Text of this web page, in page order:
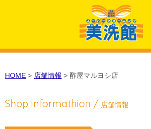
HOME > 店舗情報 > 酢屋マルヨシ店
Shop Informathion / 店舗情報